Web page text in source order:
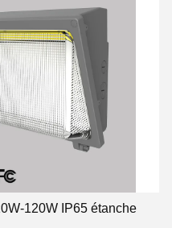
120W IP65 étanche